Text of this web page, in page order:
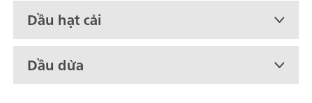
Dầu hạt cải
Dầu dừa